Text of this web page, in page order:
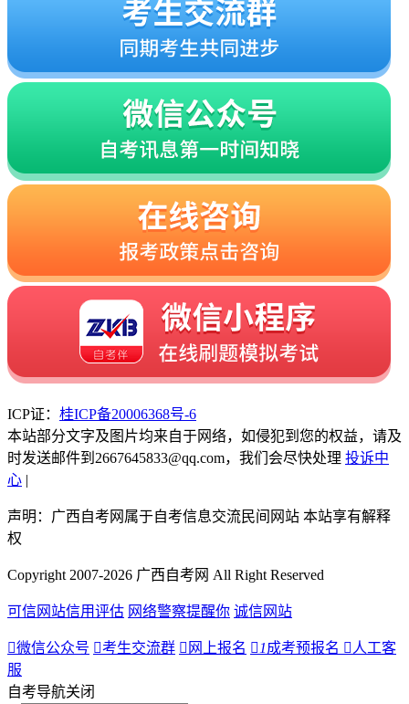
ICP证： 桂ICP备20006368号-6
本站部分文字及图片均来自于网络，如侵犯到您的权益，请及
时发送邮件到2667645833@qq.com，我们会尽快处理 投诉中
心 |
声明：广西自考网属于自考信息交流民间网站 本站享有解释
权
Copyright 2007-2026 广西自考网 All Right Reserved
可信网站信用评估 网络警察提醒你 诚信网站
微信公众号 考生交流群  网上报名  1成考预报名  人工客
服
自考导航关闭